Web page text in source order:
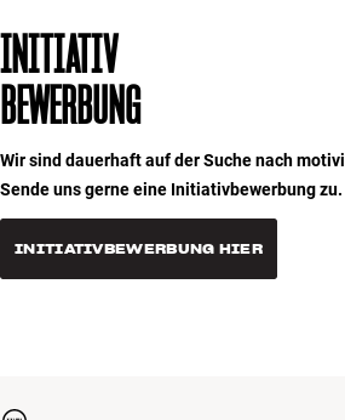
INITIATIV
BEWERBUNG
Wir sind dauerhaft auf der Suche nach
Sende uns gerne eine Initiativbewerbung zu.
INITIATIVBEWERBUNG HIER